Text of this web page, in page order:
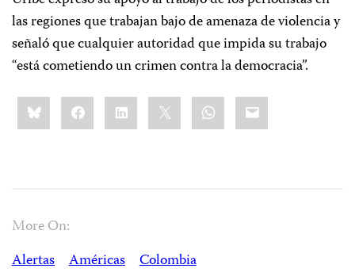
las regiones que trabajan bajo de amenaza de violencia y
señaló que cualquier autoridad que impida su trabajo
“está cometiendo un crimen contra la democracia”.
Share
this:BlueskyFacebookLinkedIn WhatsApp
Email
More On:
Alertas
Américas
Colombia